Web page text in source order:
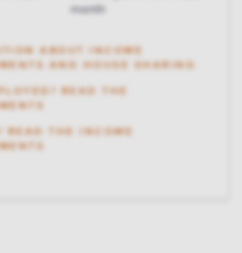
month
ABOUT INCOME
AND HOUSE SHARING
READ THE
READ THE INCOME